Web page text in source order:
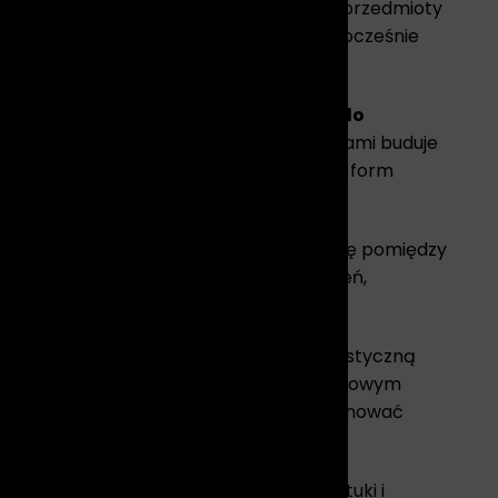
pojawiają się postacie, zwierzęta, przedmioty
własnych zasad, tworząc jednocześnie
interpretację, zachęcające widza do
postaci z bardziej malarskimi fragmentami buduje
z porządkiem, a lekkość fantazyjnych form
dostrzec nowy element lub relację pomiędzy
odbiorcą kolejne warstwy znaczeń,
potwierdzającym jego artystyczną
pozwalają cieszyć się jego wyjątkowym
estetykę pracy i pozwala wyeksponować
jak i przestrzeniach pełnych sztuki i